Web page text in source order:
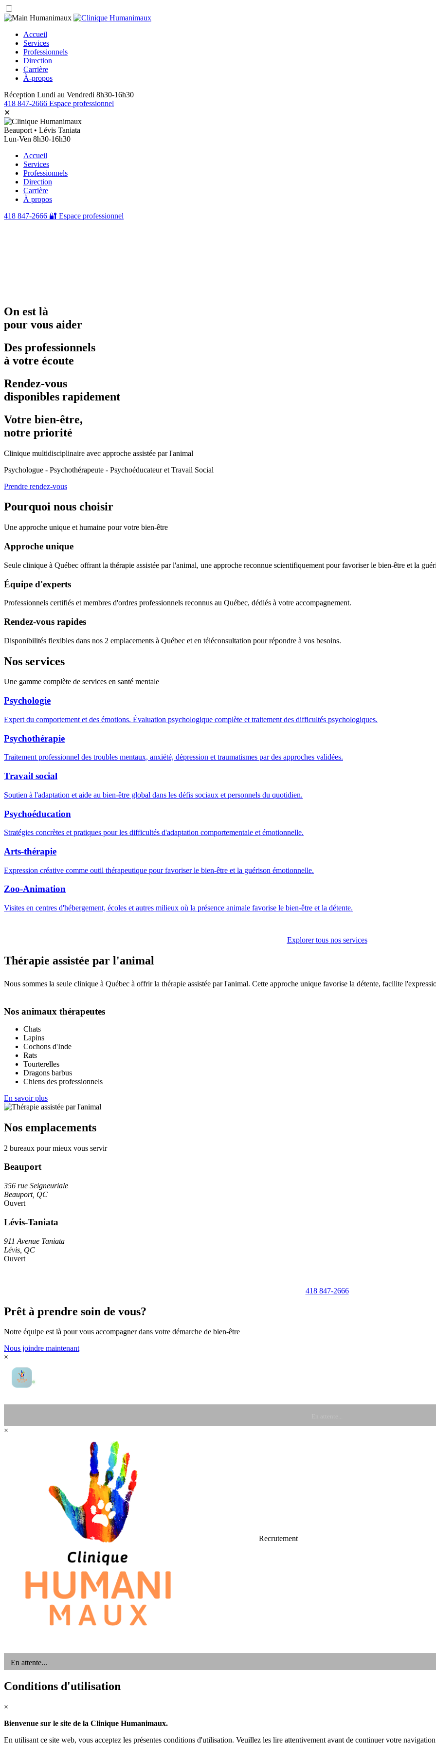
Accueil
Services
Professionnels
Direction
Carrière
À-propos
Réception Lundi au Vendredi 8h30-16h30
418 847-2666 Espace professionnel
✕
Beauport • Lévis Taniata
Lun-Ven 8h30-16h30
Accueil
Services
Professionnels
Direction
Carrière
À propos
418 847-2666 🔐 Espace professionnel
On est là
pour vous aider
Des professionnels
à votre écoute
Rendez-vous
disponibles rapidement
Votre bien-être,
notre priorité
Clinique multidisciplinaire avec approche assistée par l'animal
Psychologue - Psychothérapeute - Psychoéducateur et Travail Social
Prendre rendez-vous
Pourquoi nous choisir
Une approche unique et humaine pour votre bien-être
Approche unique
Seule clinique à Québec offrant la thérapie assistée par l'animal, une approche reconnue scientifiquement pour favoriser le bien-être et la
Équipe d'experts
Professionnels certifiés et membres d'ordres professionnels reconnus au Québec, dédiés à votre accompagnement.
Rendez-vous rapides
Disponibilités flexibles dans nos 2 emplacements à Québec et en téléconsultation pour répondre à vos besoins.
Nos services
Une gamme complète de services en santé mentale
Psychologie
Expert du comportement et des émotions. Évaluation psychologique complète et traitement des difficultés psychologiques.
Psychothérapie
Traitement professionnel des troubles mentaux, anxiété, dépression et traumatismes par des approches validées.
Travail social
Soutien à l'adaptation et aide au bien-être global dans les défis sociaux et personnels du quotidien.
Psychoéducation
Stratégies concrètes et pratiques pour les difficultés d'adaptation comportementale et émotionnelle.
Arts-thérapie
Expression créative comme outil thérapeutique pour favoriser le bien-être et la guérison émotionnelle.
Zoo-Animation
Visites en centres d'hébergement, écoles et autres milieux où la présence animale favorise le bien-être et la détente.
Explorer tous nos services
Thérapie assistée par l'animal
Nous sommes la seule clinique à Québec à offrir la thérapie assistée par l'animal. Cette approche unique favorise la détente, facilite
Nos animaux thérapeutes
Chats
Lapins
Cochons d'Inde
Rats
Tourterelles
Dragons barbus
Chiens des professionnels
En savoir plus
Nos emplacements
2 bureaux pour mieux vous servir
Beauport
356 rue Seigneuriale
Beauport, QC
Ouvert
Lévis-Taniata
911 Avenue Taniata
Lévis, QC
Ouvert
418 847-2666
Prêt à prendre soin de vous?
Notre équipe est là pour vous accompagner dans votre démarche de bien-être
Nous joindre maintenant
×
×
Recrutement
En attente...
Conditions d'utilisation
×
Bienvenue sur le site de la Clinique Humanimaux.
En utilisant ce site web, vous acceptez les présentes conditions d'utilisation. Veuillez les lire attentivement avant de continuer votre